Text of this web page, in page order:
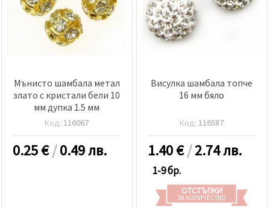
Мънисто шамбала метал
злато с кристали бели 10
мм дупка 1.5 мм
Код: 116067
0.25€/0.49 лв.
Висулка шамбала топче
16 мм бяло
Код: 116587
1.40€/2.74 лв.
1-9 бр.
ОТСТЪПКИ
ЗА КОЛИЧЕСТВО